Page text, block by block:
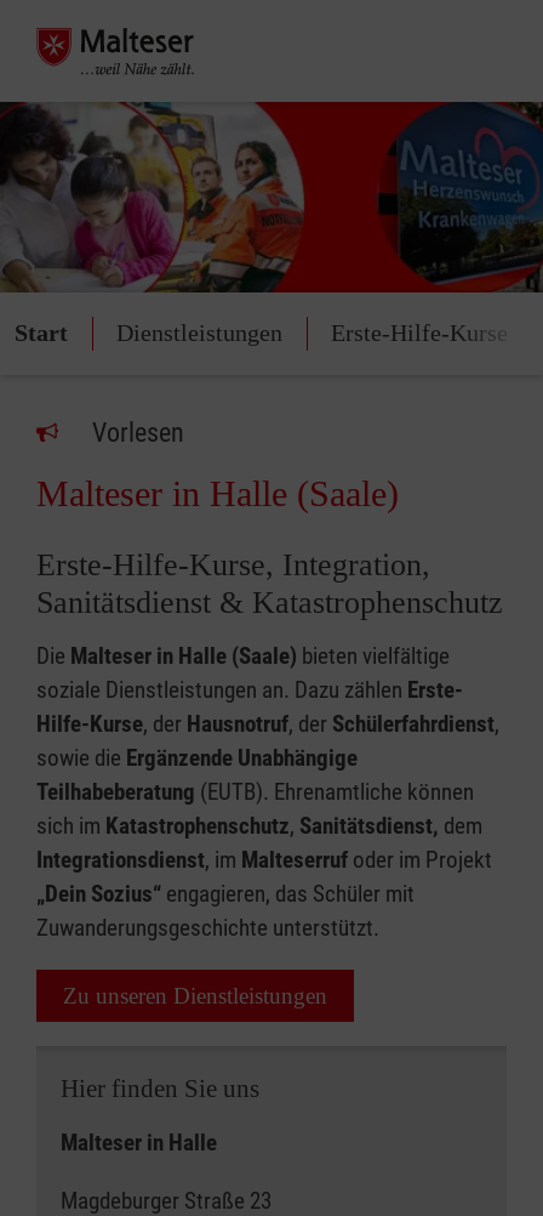
Start Dienstleistungen Erste-Hilfe-Kurse
Vorlesen
Malteser in Halle (Saale)
Erste-Hilfe-Kurse, Integration,
Sanitätsdienst & Katastrophenschutz
Die Malteser in Halle (Saale) bieten vielfältige
soziale Dienstleistungen an. Dazu zählen Erste-
Hilfe-Kurse, der Hausnotruf, der Schülerfahrdienst,
sowie die Ergänzende Unabhängige
Teilhabeberatung (EUTB). Ehrenamtliche können
sich im Katastrophenschutz, Sanitätsdienst, dem
Integrationsdienst, im Malteserruf oder im Projekt
„Dein Sozius“ engagieren, das Schüler mit
Zuwanderungsgeschichte unterstützt.
Zu unseren Dienstleistungen
Hier finden Sie uns
Malteser in Halle
Magdeburger Straße 23